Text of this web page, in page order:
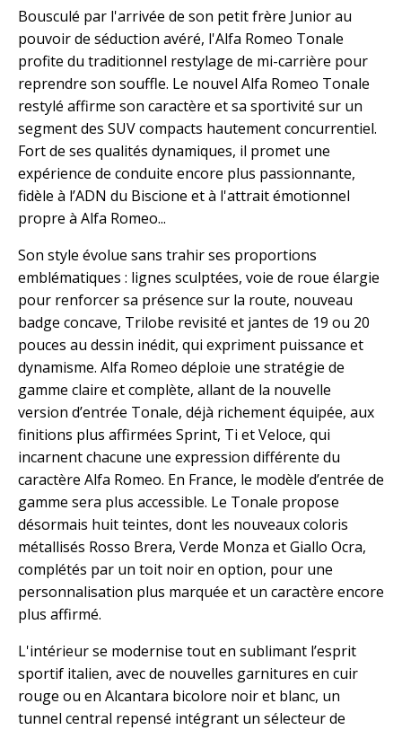
Bousculé par l'arrivée de son petit frère Junior au
pouvoir de séduction avéré, l'Alfa Romeo Tonale
profite du traditionnel restylage de mi-carrière pour
reprendre son souffle. Le nouvel Alfa Romeo Tonale
restylé affirme son caractère et sa sportivité sur un
segment des SUV compacts hautement concurrentiel.
Fort de ses qualités dynamiques, il promet une
expérience de conduite encore plus passionnante,
fidèle à l’ADN du Biscione et à l'attrait émotionnel
propre à Alfa Romeo...
Son style évolue sans trahir ses proportions
emblématiques : lignes sculptées, voie de roue élargie
pour renforcer sa présence sur la route, nouveau
badge concave, Trilobe revisité et jantes de 19 ou 20
pouces au dessin inédit, qui expriment puissance et
dynamisme. Alfa Romeo déploie une stratégie de
gamme claire et complète, allant de la nouvelle
version d’entrée Tonale, déjà richement équipée, aux
finitions plus affirmées Sprint, Ti et Veloce, qui
incarnent chacune une expression différente du
caractère Alfa Romeo. En France, le modèle d’entrée de
gamme sera plus accessible. Le Tonale propose
désormais huit teintes, dont les nouveaux coloris
métallisés Rosso Brera, Verde Monza et Giallo Ocra,
complétés par un toit noir en option, pour une
personnalisation plus marquée et un caractère encore
plus affirmé.
L'intérieur se modernise tout en sublimant l’esprit
sportif italien, avec de nouvelles garnitures en cuir
rouge ou en Alcantara bicolore noir et blanc, un
tunnel central repensé intégrant un sélecteur de